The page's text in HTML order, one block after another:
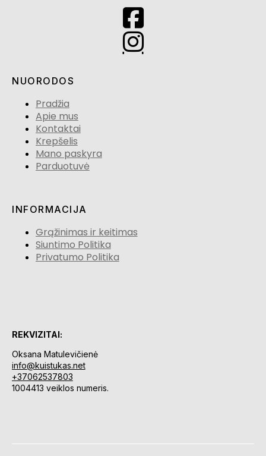
NUORODOS
Pradžia
Apie mus
Kontaktai
Krepšelis
Mano paskyra
Parduotuvė
INFORMACIJA
Grąžinimas ir keitimas
Siuntimo Politika
Privatumo Politika
REKVIZITAI:
Oksana Matulevičienė
info@kuistukas.net
+37062537803
1004413 veiklos numeris.